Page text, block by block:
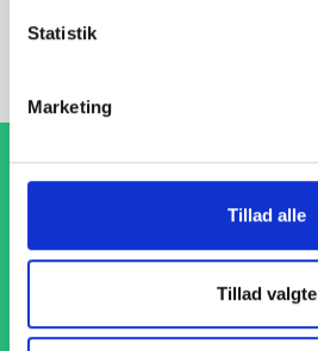
Statistik
Marketing
Tillad alle
Tillad valgte
1-4 dages levering